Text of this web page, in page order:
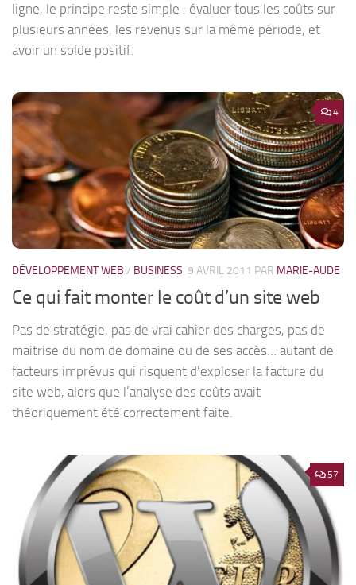
ligne, le principe reste simple : évaluer tous les coûts sur
plusieurs années, les revenus sur la même période, et
avoir un solde positif.
4
DÉVELOPPEMENT WEB / BUSINESS 9 AVRIL 2011 PAR MARIE-AUDE
Ce qui fait monter le coût d’un site web
Pas de stratégie, pas de vrai cahier des charges, pas de
maitrise du nom de domaine ou de ses accès… autant de
facteurs imprévus qui risquent d’exploser la facture du
site web, alors que l’analyse des coûts avait
théoriquement été correctement faite.
57